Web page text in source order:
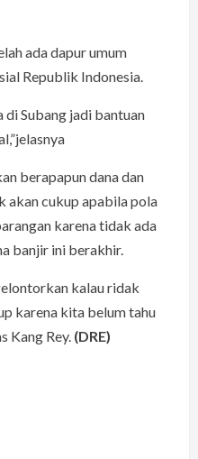
ada dapur umum
Republik Indonesia.
di Subang jadi bantuan
berapapun dana dan
akan cukup apabila pola
karena tidak ada
banjir ini berakhir.
kalau ridak
karena kita belum tahu
Kang Rey. (DRE)